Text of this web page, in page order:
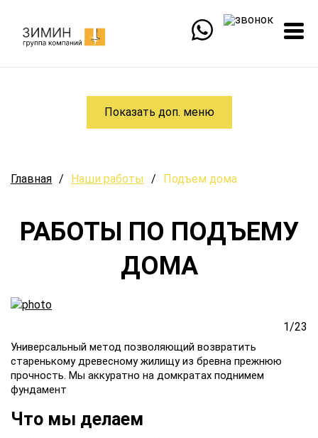
Показать доп. меню
Главная / Наши работы / Подъем дома
РАБОТЫ ПО ПОДЪЕМУ
ДОМА
1/23
Универсальный метод позволяющий возвратить
старенькому древесному жилищу из бревна прежнюю
прочность. Мы аккуратно на домкратах поднимем
фундамент
Что мы делаем